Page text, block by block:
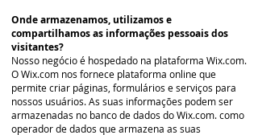
Onde armazenamos, utilizamos e
compartilhamos as informações pessoais dos
visitantes?
Nosso negócio é hospedado na plataforma Wix.com.
O Wix.com nos fornece plataforma online que
permite criar páginas, formulários e serviços para
nossos usuários. As suas informações podem ser
armazenadas no banco de dados do Wix.com. como
operador de dados que armazena as suas